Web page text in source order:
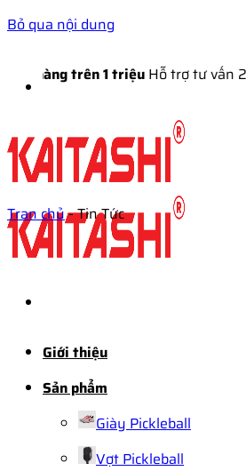
Bỏ qua nội dung
trên 1 triệuHỗ trợ tư vấn 24/7
Giới thiệu
Sản phẩm
Giày Pickleball
Vợt Pickleball
Tran chủ-Tin Tức